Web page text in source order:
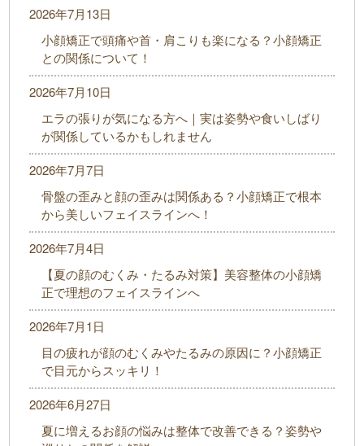
小顔矯正で頭痛や首・肩こりも楽になる？小顔矯正
との関係について！
2026年7月13日
エラの張りが気になる方へ｜実は姿勢や食いしばり
が関係しているかもしれません
2026年7月10日
骨盤の歪みと顔の歪みは関係ある？小顔矯正で根本
から美しいフェイスラインへ！
2026年7月7日
【夏の顔のむくみ・たるみ対策】美容整体の小顔矯
正で理想のフェイスラインへ
2026年7月4日
目の疲れが顔のむくみやたるみの原因に？小顔矯正
で目元からスッキリ！
2026年7月1日
夏に増えるお顔の悩みは整体で改善できる？姿勢や
2026年6月27日